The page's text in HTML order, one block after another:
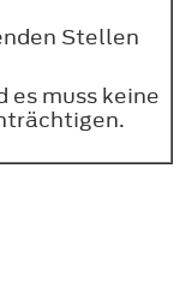
Stellen
es muss keine